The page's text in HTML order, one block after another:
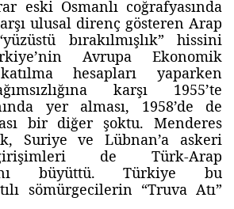
eski Osmanlı coğrafyasında
ulusal direnç gösteren Arap
bırakılmışlık” hissini
Avrupa Ekonomik
hesapları yaparken
karşı 1955’te
yer alması, 1958’de de
bir diğer şoktu. Menderes
Suriye ve Lübnan’a askeri
de Türk-Arap
büyüttü. Türkiye bu
sömürgecilerin “Truva Atı”